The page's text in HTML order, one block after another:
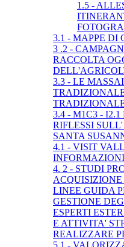
1.5 -
3.1 - MAPPE DI
3 .2 -
RACCOLTA
3.3 - LE
3.4 - M1C3 -
RIFLESSI
SANTA
4.1 - VISIT
4. 2 - STUDI
LINEE GUIDA
GESTIONE
ESPERTI
E ATTIVITA'
REALIZZARE
5.1 -